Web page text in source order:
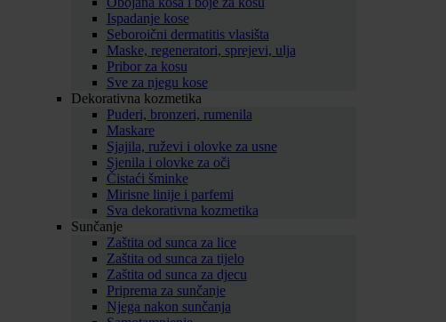
Ispadanje kose
Seboroični dermatitis vlasišta
Maske, regeneratori, sprejevi, ulja
Pribor za kosu
Sve za njegu kose
Dekorativna kozmetika
Puderi, bronzeri, rumenila
Maskare
Sjajila, ruževi i olovke za usne
Sjenila i olovke za oči
Čistaći šminke
Mirisne linije i parfemi
Sva dekorativna kozmetika
Sunčanje
Zaštita od sunca za lice
Zaštita od sunca za tijelo
Zaštita od sunca za djecu
Priprema za sunčanje
Njega nakon sunčanja